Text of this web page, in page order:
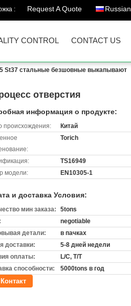
: Request A Quote Russian
CONTROL CONTACT US
St37 стальные безшовные выкапывают
отверстия
информация о продукте:
происхождения:
Китай
Torich
TS16949
модели:
EN10305-1
и доставка Условия:
мин заказа:
5tons
negotiable
детали:
в пачках
доставки:
5-8 дней недели
оплаты:
L/C, T/T
способности:
5000tons в год
Контакт